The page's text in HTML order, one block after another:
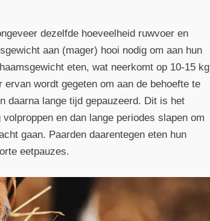
dezelfde hoeveelheid ruwvoer en
aan (mager) hooi nodig om aan hun
eten, wat neerkomt op 10-15 kg
wordt gegeten om aan de behoefte te
daarna lange tijd gepauzeerd. Dit is het
en dan lange periodes slapen om
gaan. Paarden daarentegen eten hun
eetpauzes.